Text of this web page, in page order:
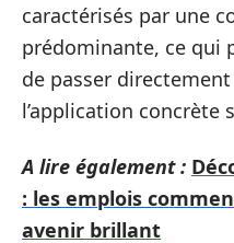
caractérisés par une
prédominante, ce qui
de passer directement
l’application concrète
A lire également :
: les emplois
avenir brillant